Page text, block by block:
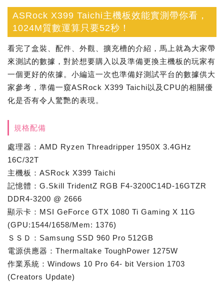
ASRock X399 Taichi主機板效能實測帶你看，
1024M質數運算只要52秒！
看完了盒裝、配件、外觀、擴充槽的介紹，馬上就為大家帶
來測試的數據，對於想要購入以及準備更換主機板的玩家有
一個更好的依據。小編這一次也準備好測試平台的數據供大
家參考，準備一窺ASRock X399 Taichi以及CPU的相關優
化是否有令人驚艷的表現。
規格配備
處理器：AMD Ryzen Threadripper 1950X 3.4GHz
16C/32T
主機板：ASRock X399 Taichi
記憶體：G.Skill TridentZ RGB F4-3200C14D-16GTZR
DDR4-3200 @ 2666
顯示卡：MSI GeForce GTX 1080 Ti Gaming X 11G
(GPU:1544/1658/Mem: 1376)
ＳＳＤ：Samsung SSD 960 Pro 512GB
電源供應器：Thermaltake ToughPower 1275W
作業系統：Windows 10 Pro 64- bit Version 1703
(Creators Update)